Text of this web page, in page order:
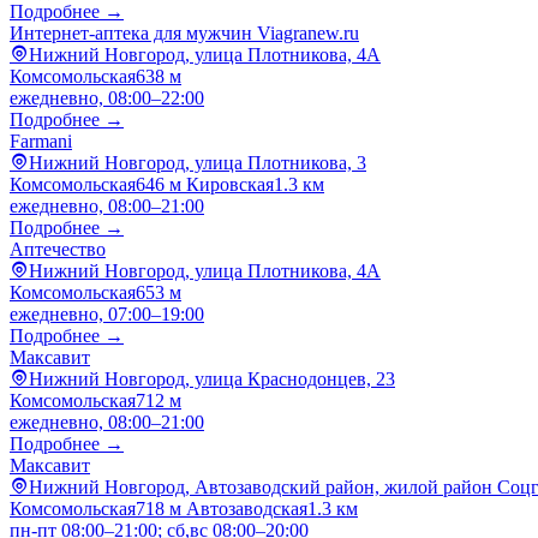
Подробнее →
Интернет-аптека для мужчин Viagranew.ru
Нижний Новгород, улица Плотникова, 4А
Комсомольская638 м
ежедневно, 08:00–22:00
Подробнее →
Farmani
Нижний Новгород, улица Плотникова, 3
Комсомольская646 м Кировская1.3 км
ежедневно, 08:00–21:00
Подробнее →
Аптечество
Нижний Новгород, улица Плотникова, 4А
Комсомольская653 м
ежедневно, 07:00–19:00
Подробнее →
Максавит
Нижний Новгород, улица Краснодонцев, 23
Комсомольская712 м
ежедневно, 08:00–21:00
Подробнее →
Максавит
Нижний Новгород, Автозаводский район, жилой район
Комсомольская718 м Автозаводская1.3 км
пн-пт 08:00–21:00; сб,вс 08:00–20:00